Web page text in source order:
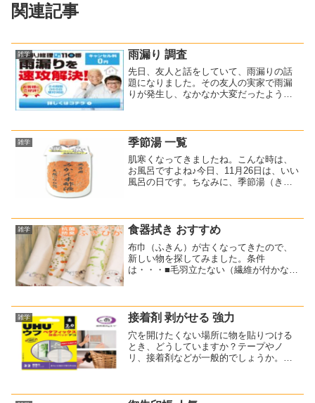
関連記事
雑学 雨漏り 調査
先日、友人と話をしていて、雨漏りの話
題になりました。その友人の実家で雨漏
りが発生し、なかなか大変だったようで
が、その費用の高さに驚いたそうです。
それで友人に連絡があり調...
雑学 季節湯 一覧
肌寒くなってきましたね。こんな時は、
お風呂ですよね♪今日、11月26日は、いい
風呂の日です。ちなみに、季節湯（きせ
れる入浴方法のことです。12月のゆず湯
は有名ですが、実は...
雑学 食器拭き おすすめ
布巾（ふきん）が古くなってきたので、
新しい物を探してみました。条件
は・・・■毛羽立たない（繊維が付かな
たないことは必須です。今使...
雑学 接着剤 剥がせる 強力
穴を開けたくない場所に物を貼りつける
とき、どうしていますか？テープやノ
リ、接着剤などが一般的でしょうか。で